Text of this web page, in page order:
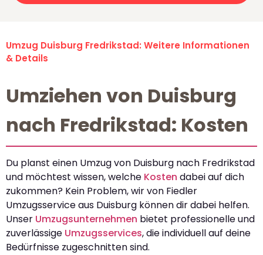
Umzug Duisburg Fredrikstad: Weitere Informationen
& Details
Umziehen von Duisburg
nach Fredrikstad: Kosten
Du planst einen Umzug von Duisburg nach Fredrikstad
und möchtest wissen, welche Kosten dabei auf dich
zukommen? Kein Problem, wir von Fiedler
Umzugsservice aus Duisburg können dir dabei helfen.
Unser Umzugsunternehmen bietet professionelle und
zuverlässige Umzugsservices, die individuell auf deine
Bedürfnisse zugeschnitten sind.